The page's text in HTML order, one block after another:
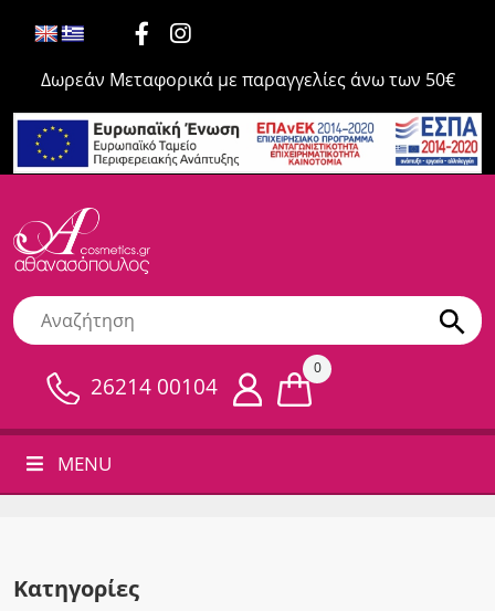
Δωρεάν Μεταφορικά με παραγγελίες άνω των 50€
26214 00104
0
MENU
Κατηγορίες